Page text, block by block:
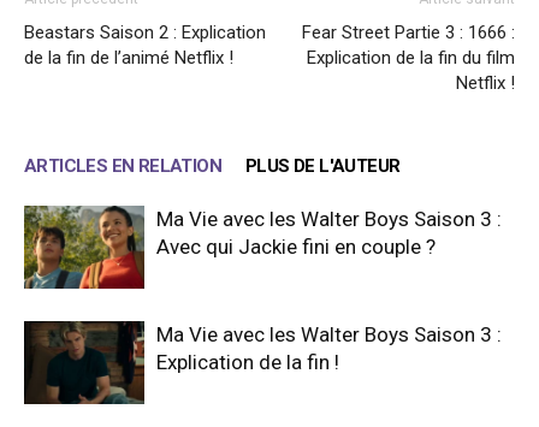
Beastars Saison 2 : Explication
de la fin de l’animé Netflix !
Fear Street Partie 3 : 1666 :
Explication de la fin du film
Netflix !
ARTICLES EN RELATION PLUS DE L'AUTEUR
Ma Vie avec les Walter Boys Saison 3 :
Avec qui Jackie fini en couple ?
Ma Vie avec les Walter Boys Saison 3 :
Explication de la fin !